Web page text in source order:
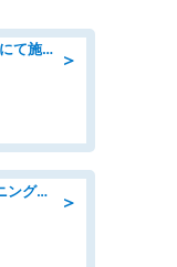
＞
工事・土木施工管理/総合技術商社にて施工管理のお仕事/即日勤務可/車通勤可/工事・土木施工管理/生産・品質管理
＞
自動加工機の操作スタッフ・マシニングセンタ/工業系卒歓迎/未経験OK/年間休日125日/ブランクOK/交通費支給